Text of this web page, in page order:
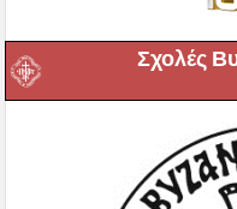
Σχολές